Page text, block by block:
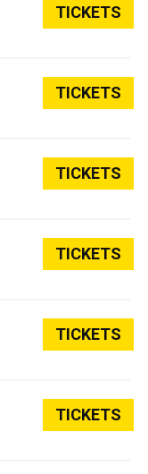
TICKETS
TICKETS
TICKETS
TICKETS
TICKETS
TICKETS